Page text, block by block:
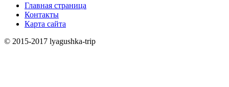
Главная страница
Контакты
Карта сайта
© 2015-2017 lyagushka-trip